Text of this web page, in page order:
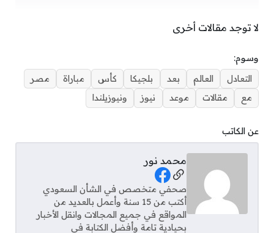
لا توجد مقالات أخرى
وسوم:
التعادل
العالم بعد بلجيكا كأس مباراة
مصر
مع
مقالات موعد نيوز ونيوزيلندا
عن الكاتب
محمد نور
Social Links
صحفي متخصص في الشأن السعودي
أكتب من 15 سنة وأعمل بالعديد من
المواقع في جميع المجالات وانقل الأخبار
بحيادية تامة وأفضل الكتابة في